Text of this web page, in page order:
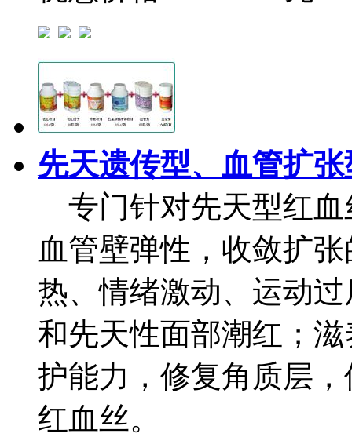
先天遗传型、血管扩
专门针对先天型红血
血管壁弹性，收敛扩
热、情绪激动、运动
和先天性面部潮红；
护能力，修复角质层
红血丝。